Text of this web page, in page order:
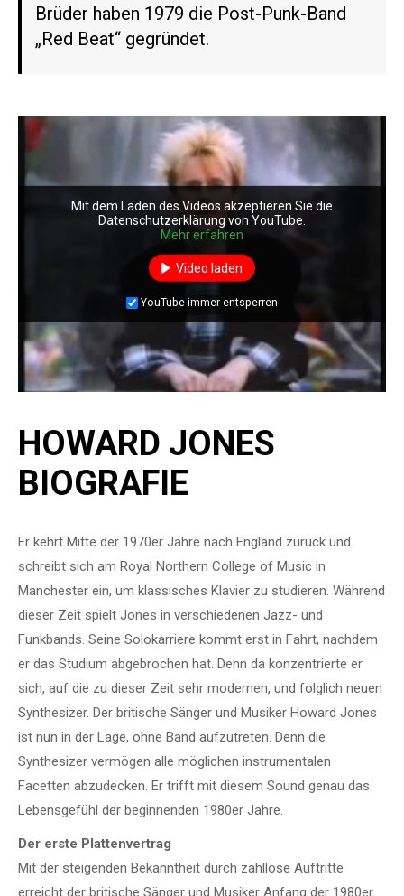
Brüder haben 1979 die Post-Punk-Band
„Red Beat“ gegründet.
Mit dem Laden des Videos akzeptieren Sie die
Datenschutzerklärung von YouTube.
Mehr erfahren
Video laden
YouTube immer entsperren
HOWARD JONES
BIOGRAFIE
Er kehrt Mitte der 1970er Jahre nach England zurück und
schreibt sich am Royal Northern College of Music in
Manchester ein, um klassisches Klavier zu studieren. Während
dieser Zeit spielt Jones in verschiedenen Jazz- und
Funkbands. Seine Solokarriere kommt erst in Fahrt, nachdem
er das Studium abgebrochen hat. Denn da konzentrierte er
sich, auf die zu dieser Zeit sehr modernen, und folglich neuen
Synthesizer. Der britische Sänger und Musiker Howard Jones
ist nun in der Lage, ohne Band aufzutreten. Denn die
Synthesizer vermögen alle möglichen instrumentalen
Facetten abzudecken. Er trifft mit diesem Sound genau das
Lebensgefühl der beginnenden 1980er Jahre.
Der erste Plattenvertrag
Mit der steigenden Bekanntheit durch zahllose Auftritte
erreicht der britische Sänger und Musiker Anfang der 1980er